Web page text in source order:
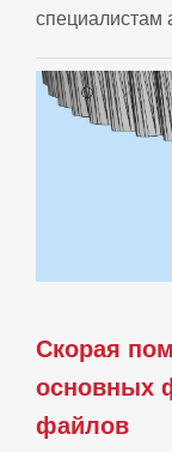
специалистам
Скорая
основных
файлов